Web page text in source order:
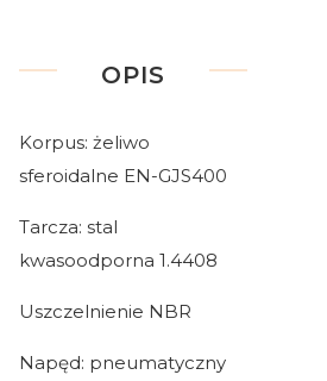
OPIS
Korpus: żeliwo
sferoidalne EN-GJS400
Tarcza: stal
kwasoodporna 1.4408
Uszczelnienie NBR
Napęd: pneumatyczny